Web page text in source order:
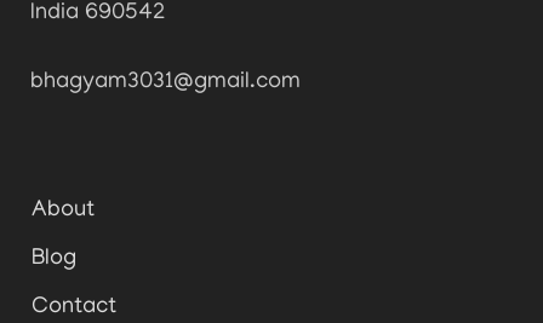
India 690542
bhagyam3031@gmail.com
About
Blog
Contact